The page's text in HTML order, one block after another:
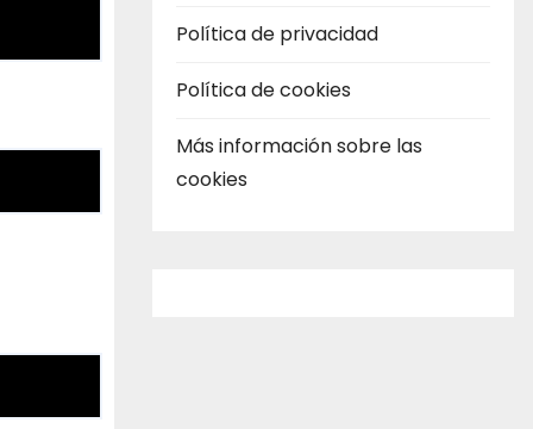
Política de privacidad
Política de cookies
Más información sobre las
cookies